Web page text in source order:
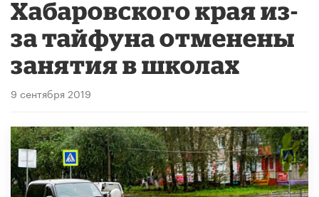
Хабаровского края из-
за тайфуна отменены
занятия в школах
9 сентября 2019